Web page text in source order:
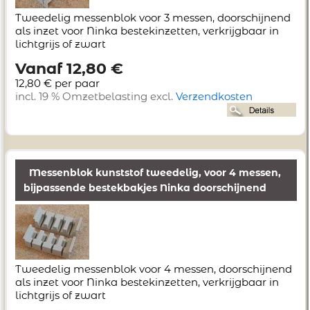
Tweedelig messenblok voor 3 messen, doorschijnend
als inzet voor Ninka bestekinzetten, verkrijgbaar in
lichtgrijs of zwart
Vanaf 12,80 €
12,80 € per paar
incl. 19 % Omzetbelasting excl. Verzendkosten
Messenblok kunststof tweedelig, voor 4 messen,
bijpassende bestekbakjes Ninka doorschijnend
Tweedelig messenblok voor 4 messen, doorschijnend
als inzet voor Ninka bestekinzetten, verkrijgbaar in
lichtgrijs of zwart